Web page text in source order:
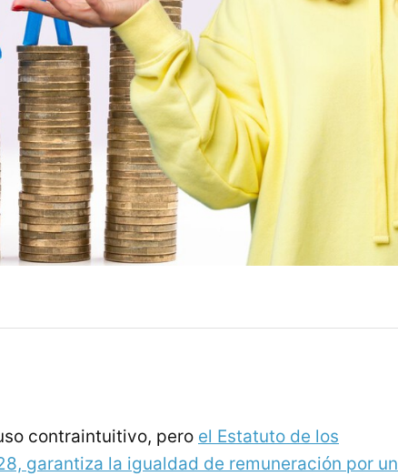
contraintuitivo, pero el Estatuto de los
garantiza la igualdad de remuneración por un